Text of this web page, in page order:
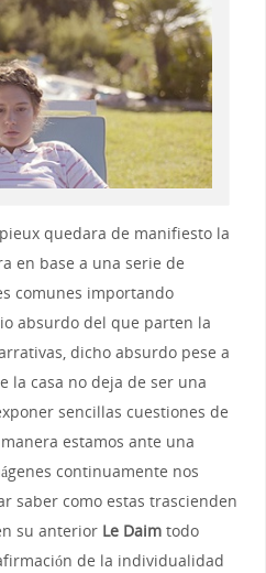
quedara de manifiesto la
en base a una serie de
comunes importando
absurdo del que parten la
dicho absurdo pese a
la casa no deja de ser una
sencillas cuestiones de
estamos ante una
continuamente nos
saber como estas trascienden
su anterior Le Daimtodo
de la individualidad